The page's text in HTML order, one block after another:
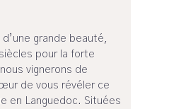
grande beauté,
pour la forte
vignerons de
de vous révéler ce
en Languedoc. Situées